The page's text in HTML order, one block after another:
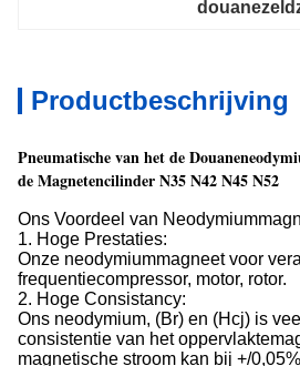
Productbeschrijving
Pneumatische van het de
de Magnetencilinder N35 N42 N45 N52
Ons Voordeel van
1. Hoge Prestaties:
Onze neodymiummagneet voor
frequentiecompressor, motor, rotor.
2. Hoge Consistancy:
Ons neodymium, (Br) en (Hcj) is
consistentie van het
magnetische stroom kan bij +/